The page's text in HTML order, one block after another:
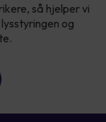
så hjelper vi
og